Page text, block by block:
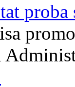
proba